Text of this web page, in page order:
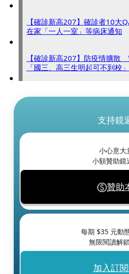
【確診新高207】確診者10
在家「一人一室」等病床通知
【確診新高207】防疫情擴散
「國三、高三生明起可不到校」
支持鏡
小心意大
小額贊助鏡
贊助
每期 $35 元動
無限閱讀解
加入訂